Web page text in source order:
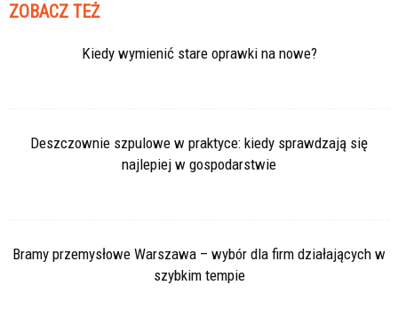
ZOBACZ TEŻ
Kiedy wymienić stare oprawki na nowe?
Deszczownie szpulowe w praktyce: kiedy sprawdzają się
najlepiej w gospodarstwie
Bramy przemysłowe Warszawa – wybór dla firm działających w
szybkim tempie